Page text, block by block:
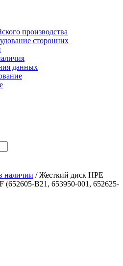
производства
сторонних
данных
наличии /Жесткий диск HPE
(652605-B21, 653950-001, 652625-